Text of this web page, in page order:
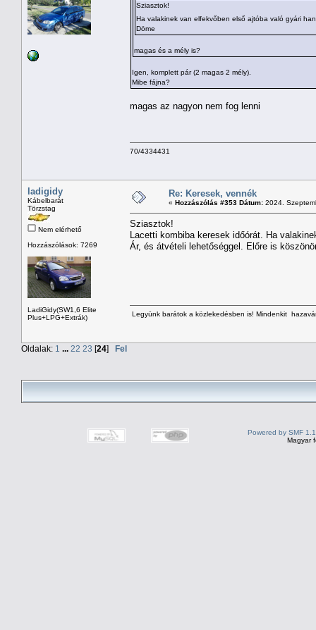
Sziasztok!
Ha valakinek van elfekvőben első ajtóba való gyári
Döme
magas és a mély is?
Igen, komplett pár (2 magas 2 mély).
Mibe fájna?
magas az nagyon nem fog lenni
70/4334431
ladigidy
Kábelbarát
Törzstag
Nem elérhető
Hozzászólások: 7269
LadiGidy(SW1,6 Elite
Plus+LPG+Extrák)
Re: Keresek, vennék
« Hozzászólás #353 Dátum: 2024.
Sziasztok!
Lacetti kombiba keresek időórát. Ha
Ár, és átvételi lehetőséggel. Előre is
Legyünk barátok a közlekedésben is! Mindenkit
Oldalak: 1 ... 22 23 [24] Fel
Powered by SMF
Magyar